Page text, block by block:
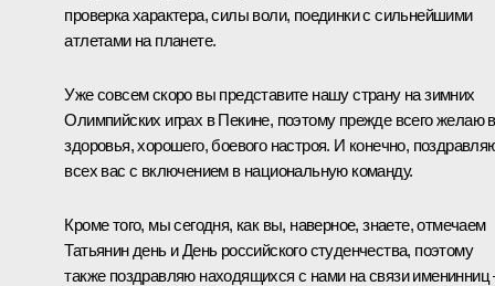
проверка характера, силы воли, поединки с сильнейшими
атлетами на планете.
Уже совсем скоро вы представите нашу страну на зимних
Олимпийских играх в Пекине, поэтому прежде всего желаю
здоровья, хорошего, боевого настроя. И конечно,
всех вас с включением в национальную команду.
Кроме того, мы сегодня, как вы, наверное, знаете, отмечаем
Татьянин день и День российского студенчества, поэтому
также поздравляю находящихся с нами на связи именинниц